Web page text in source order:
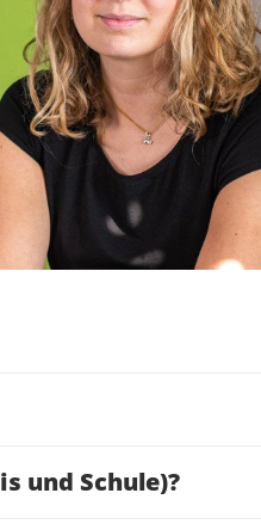
und Schule)?